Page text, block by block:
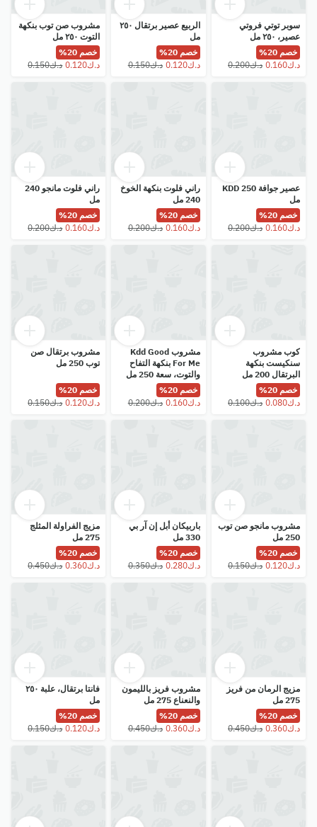
سوبر توتي فروتي
عصير، ٢٥٠ مل
خصم 20%
الربيع عصير برتقال ٢٥٠
مل
خصم 20%
⁦د.ك0.120⁩
⁦د.ك0.150⁩
مشروب صن توب بنكهة
التوت ٢٥٠ مل
خصم 20%
⁦د.ك0.150⁩
عصير جوافة KDD 250
مل
خصم 20%
راني فلوت بنكهة الخوخ
240 مل
خصم 20%
⁦د.ك0.160⁩
⁦د.ك0.200⁩
راني فلوت مانجو 240
مل
خصم 20%
⁦د.ك0.200⁩
كوب مشروب
سنكيست بنكهة
البرتقال 200 مل
خصم 20%
مشروب Kdd Good
For Me بنكهة التفاح
والتوت، سعة 250 مل
خصم 20%
⁦د.ك0.160⁩
⁦د.ك0.200⁩
مشروب برتقال صن
توب 250 مل
خصم 20%
⁦د.ك0.150⁩
مشروب مانجو صن توب
250 مل
خصم 20%
باربيكان أبل إن آر بي
330 مل
خصم 20%
⁦د.ك0.280⁩
⁦د.ك0.350⁩
مزيج الفراولة المثلج
275 مل
خصم 20%
⁦د.ك0.450⁩
مزيج الرمان من فريز
275 مل
خصم 20%
مشروب فريز بالليمون
والنعناع 275 مل
خصم 20%
⁦د.ك0.360⁩
⁦د.ك0.450⁩
فانتا برتقال، علبة ٢٥٠
مل
خصم 20%
⁦د.ك0.150⁩